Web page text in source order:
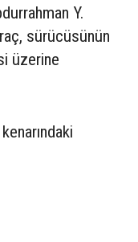
Y.
sürücüsünün
üzerine